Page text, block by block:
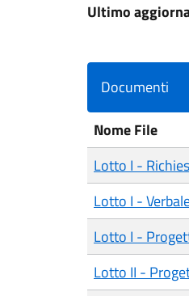
Ultimo
Documenti
Nome File
Lotto I -
Lotto I -
Lotto I -
Lotto II -